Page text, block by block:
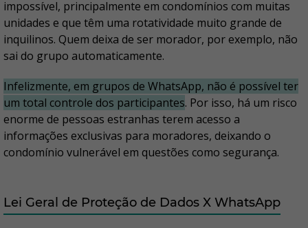
impossível, principalmente em condomínios com muitas
unidades e que têm uma rotatividade muito grande de
inquilinos. Quem deixa de ser morador, por exemplo, não
sai do grupo automaticamente.
Infelizmente, em grupos de WhatsApp, não é possível ter
um total controle dos participantes. Por isso, há um risco
enorme de pessoas estranhas terem acesso a
informações exclusivas para moradores, deixando o
condomínio vulnerável em questões como segurança.
Lei Geral de Proteção de Dados X WhatsApp